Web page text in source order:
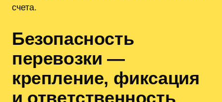
счета.
Безопасность
перевозки —
крепление, фиксация
и ответственность